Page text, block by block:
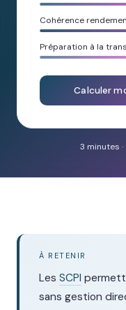
Cohérence
Préparation à la
Calculer
3 minutes
À RETENIR
Les SCPI
sans gestion